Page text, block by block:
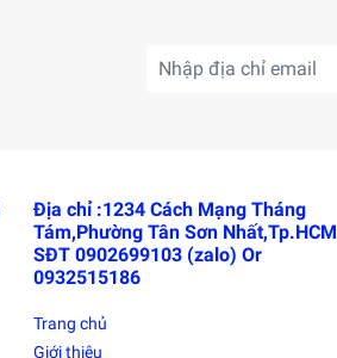
Địa chỉ :1234 Cách Mạng Tháng
Tám,Phường Tân Sơn Nhất,Tp.HCM
SĐT 0902699103 (zalo) Or
0932515186
Trang chủ
Giới thiệu